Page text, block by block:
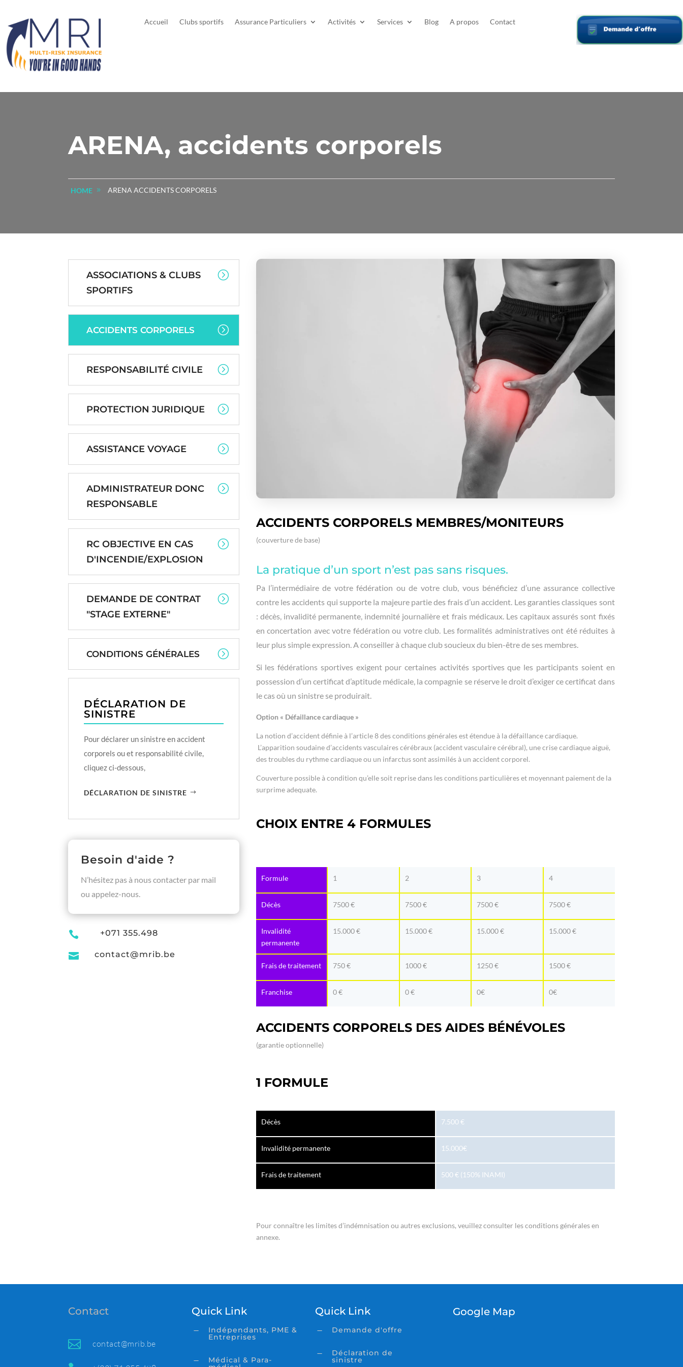
Accueil Clubs sportifs Assurance Particuliers Activités Services Blog A propos Contact
ARENA, accidents corporels
HOME ARENA ACCIDENTS CORPORELS
ASSOCIATIONS & CLUBS
SPORTIFS
ACCIDENTS CORPORELS
RESPONSABILITÉ CIVILE
PROTECTION JURIDIQUE
ASSISTANCE VOYAGE
ADMINISTRATEUR DONC
RESPONSABLE
RC OBJECTIVE EN CAS
D'INCENDIE/EXPLOSION
DEMANDE DE CONTRAT
"STAGE EXTERNE"
CONDITIONS GÉNÉRALES
DÉCLARATION DE
SINISTRE
Pour déclarer un sinistre en accident
corporels ou et responsabilité civile,
cliquez ci-dessous,
DÉCLARATION DE SINISTRE
Besoin d'aide ?
N’hésitez pas à nous contacter par mail
ou appelez-nous.
 +071 355.498
 contact@mrib.be
ACCIDENTS CORPORELS MEMBRES/MONITEURS
(couverture de base)
La pratique d’un sport n’est pas sans risques.
Pa l’intermédiaire de votre fédération ou de votre club, vous bénéficiez d’une assurance collective
contre les accidents qui supporte la majeure partie des frais d’un accident. Les garanties classiques sont
: décès, invalidité permanente, indemnité journalière et frais médicaux. Les capitaux assurés sont fixés
en concertation avec votre fédération ou votre club. Les formalités administratives ont été réduites à
leur plus simple expression. A conseiller à chaque club soucieux du bien-être de ses membres.
Si les fédérations sportives exigent pour certaines activités sportives que les participants soient en
possession d’un certificat d’aptitude médicale, la compagnie se réserve le droit d’exiger ce certificat dans
le cas où un sinistre se produirait.
Option « Défaillance cardiaque »
La notion d’accident définie à l’article 8 des conditions générales est étendue à la défaillance cardiaque.
L’apparition soudaine d’accidents vasculaires cérébraux (accident vasculaire cérébral), une crise cardiaque aiguë,
des troubles du rythme cardiaque ou un infarctus sont assimilés à un accident corporel.
Couverture possible à condition qu’elle soit reprise dans les conditions particulières et moyennant paiement de la
surprime adequate.
CHOIX ENTRE 4 FORMULES
Formule
Décès
Invalidité
permanente
Frais de traitement
Franchise
1
7500 €
15.000 €
750 €
0 €
2
7500 €
15.000 €
1000 €
0 €
3
7500 €
15.000 €
1250 €
0€
4
7500 €
15.000 €
1500 €
0€
ACCIDENTS CORPORELS DES AIDES BÉNÉVOLES
(garantie optionnelle)
1 FORMULE
Décès
Invalidité permanente
Frais de traitement
7.500 €
15.000€
500 € (150% INAMI)
Pour connaître les limites d’indémnisation ou autres exclusions, veuillez consulter les conditions générales en
annexe.
Contact
 contact@mrib.be
Quick Link
K Indépendants, PME &
Entreprises
K Médical & Para-
Quick Link
K Demande d'offre
K Déclaration de
sinistre
Google Map